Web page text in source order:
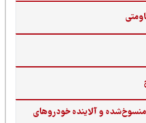
و آلاینده خودروهای